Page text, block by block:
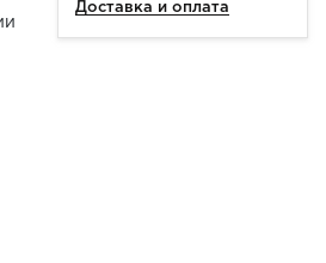
Доставка и оплата